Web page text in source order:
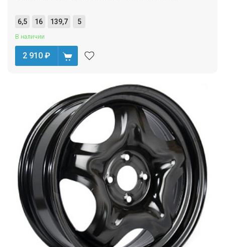
6,5 16 139,7 5
В наличии
2 910 ₽